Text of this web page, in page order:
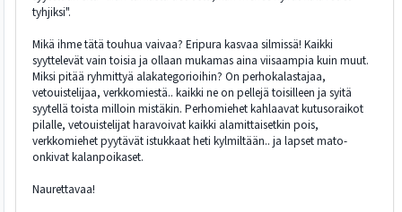
tyhjiksi".
Mikä ihme tätä touhua vaivaa? Eripura kasvaa silmissä! Kaikki
syyttelevät vain toisia ja ollaan mukamas aina viisaampia kuin muut.
Miksi pitää ryhmittyä alakategorioihin? On perhokalastajaa,
vetouistelijaa, verkkomiestä.. kaikki ne on pellejä toisilleen ja syitä
syytellä toista milloin mistäkin. Perhomiehet kahlaavat kutusoraikot
pilalle, vetouistelijat haravoivat kaikki alamittaisetkin pois,
verkkomiehet pyytävät istukkaat heti kylmiltään.. ja lapset mato-
onkivat kalanpoikaset.
Naurettavaa!